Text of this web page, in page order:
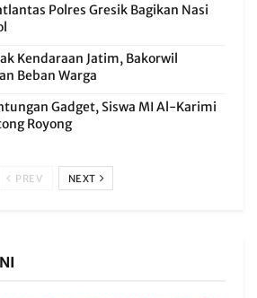
Polres Gresik Bagikan Nasi
Kendaraan Jatim, Bakorwil
Beban Warga
Gadget, Siswa MI Al-Karimi
Royong
PREV NEXT